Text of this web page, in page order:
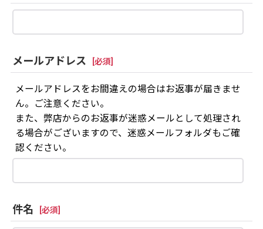
メールアドレス 必須
メールアドレスをお間違えの場合はお返事が届きませ
ん。ご注意ください。
また、弊店からのお返事が迷惑メールとして処理され
る場合がございますので、迷惑メールフォルダもご確
認ください。
件名 必須